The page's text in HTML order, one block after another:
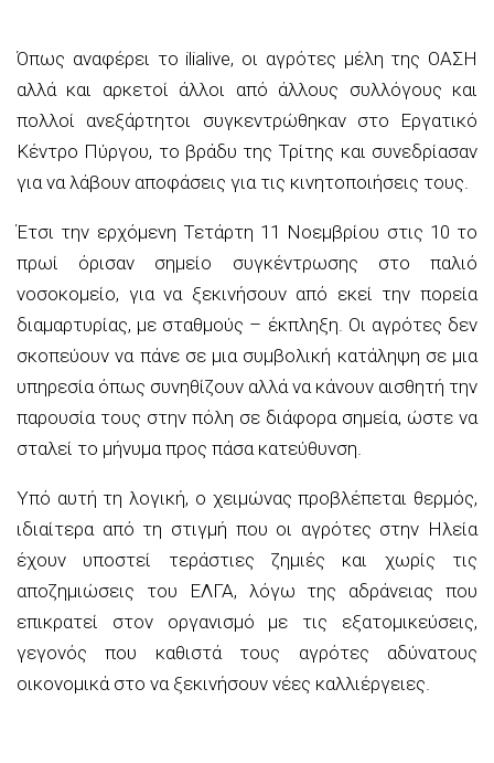
Όπως αναφέρει το ilialive, οι αγρότες μέλη της ΟΑΣΗ
αλλά και αρκετοί άλλοι από άλλους συλλόγους και
πολλοί ανεξάρτητοι συγκεντρώθηκαν στο Εργατικό
Κέντρο Πύργου, το βράδυ της Τρίτης και συνεδρίασαν
για να λάβουν αποφάσεις για τις κινητοποιήσεις τους.
Έτσι την ερχόμενη Τετάρτη 11 Νοεμβρίου στις 10 το
πρωί όρισαν σημείο συγκέντρωσης στο παλιό
νοσοκομείο, για να ξεκινήσουν από εκεί την πορεία
διαμαρτυρίας, με σταθμούς – έκπληξη. Οι αγρότες δεν
σκοπεύουν να πάνε σε μια συμβολική κατάληψη σε μια
υπηρεσία όπως συνηθίζουν αλλά να κάνουν αισθητή την
παρουσία τους στην πόλη σε διάφορα σημεία, ώστε να
σταλεί το μήνυμα προς πάσα κατεύθυνση.
Υπό αυτή τη λογική, ο χειμώνας προβλέπεται θερμός,
ιδιαίτερα από τη στιγμή που οι αγρότες στην Ηλεία
έχουν υποστεί τεράστιες ζημιές και χωρίς τις
αποζημιώσεις του ΕΛΓΑ, λόγω της αδράνειας που
επικρατεί στον οργανισμό με τις εξατομικεύσεις,
γεγονός που καθιστά τους αγρότες αδύνατους
οικονομικά στο να ξεκινήσουν νέες καλλιέργειες.